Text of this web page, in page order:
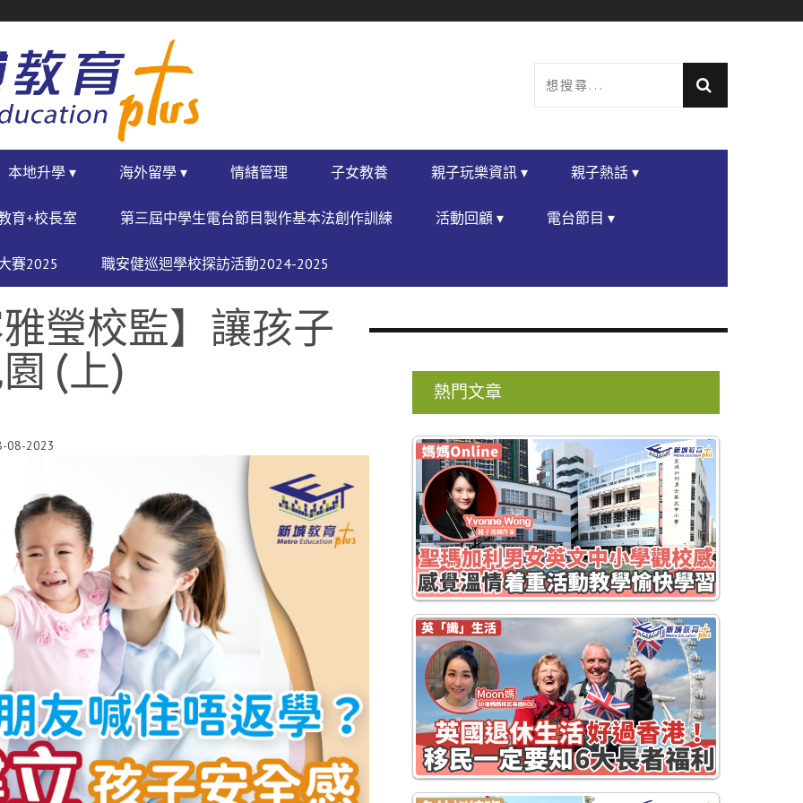
本地升學 ▾ 海外留學 ▾ 情緒管理 子女教養 親子玩樂資訊 ▾ 親子熱話 ▾
育+校長室 第三屆中學生電台節目製作基本法創作訓練 活動回顧 ▾ 電台節目 ▾
賽2025 職安健巡迴學校探訪活動2024-2025
瑩校監】讓孩子
(上)
08-2023
熱門文章